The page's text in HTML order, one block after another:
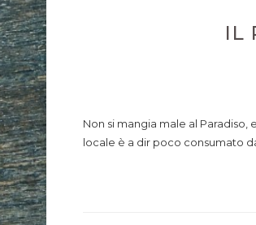
IL
Non si mangia male al
locale è a dir poco consumato